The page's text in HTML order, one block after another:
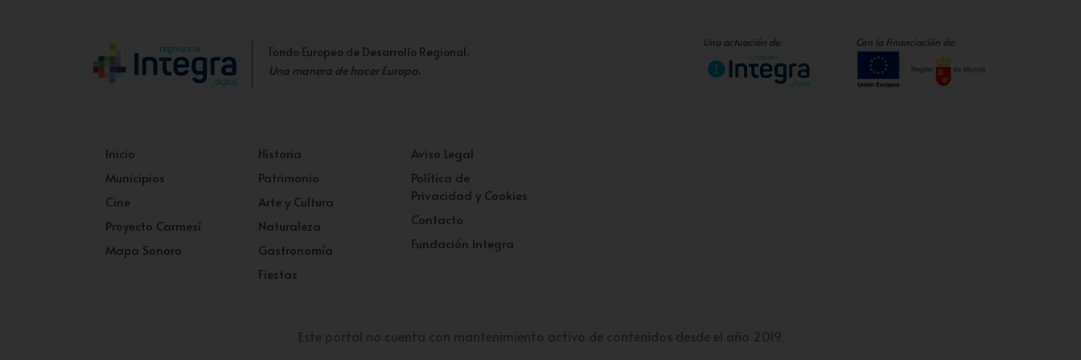
Fondo Europeo de Desarrollo Regional.
Una manera de hacer Europa.
Inicio
Municipios
Cine
Proyecto Carmesí
Mapa Sonoro
Historia
Patrimonio
Arte y Cultura
Naturaleza
Gastronomía
Fiestas
Aviso Legal
Política de
Privacidad y Cookies
Contacto
Fundación Integra
Una actuación de: Con la financiación de: